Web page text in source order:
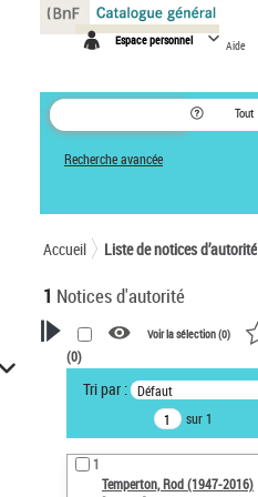
Espace personnel Aide
Tout
Recherche avancée
Accueil Liste de notices d’autorité
1 Notices d'autorité
VOTRE RECHERCHE
Recherche avancée dans les
notices d’autorité
Œuvres liées à l'auteur :
Temperton, Rod (1947-2016)
Voir la sélection (0)
(0)
Tri par : Défaut
sur 1
1
Temperton, Rod (1947-2016)
Panneau de gestion des cookies